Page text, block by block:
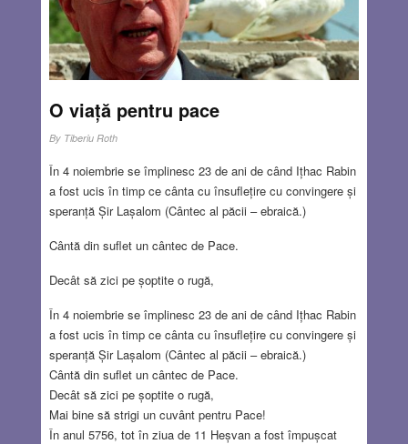
O viață pentru pace
By Tiberiu Roth
În 4 noiembrie se împlinesc 23 de ani de când Ițhac Rabin
a fost ucis în timp ce cânta cu însuflețire cu convingere și
speranță Șir Lașalom (Cântec al păcii – ebraică.)
Cântă din suflet un cântec de Pace.
Decât să zici pe șoptite o rugă,
În 4 noiembrie se împlinesc 23 de ani de când Ițhac Rabin
a fost ucis în timp ce cânta cu însuflețire cu convingere și
speranță Șir Lașalom (Cântec al păcii – ebraică.)
Cântă din suflet un cântec de Pace.
Decât să zici pe șoptite o rugă,
Mai bine să strigi un cuvânt pentru Pace!
În anul 5756, tot în ziua de 11 Heșvan a fost împușcat